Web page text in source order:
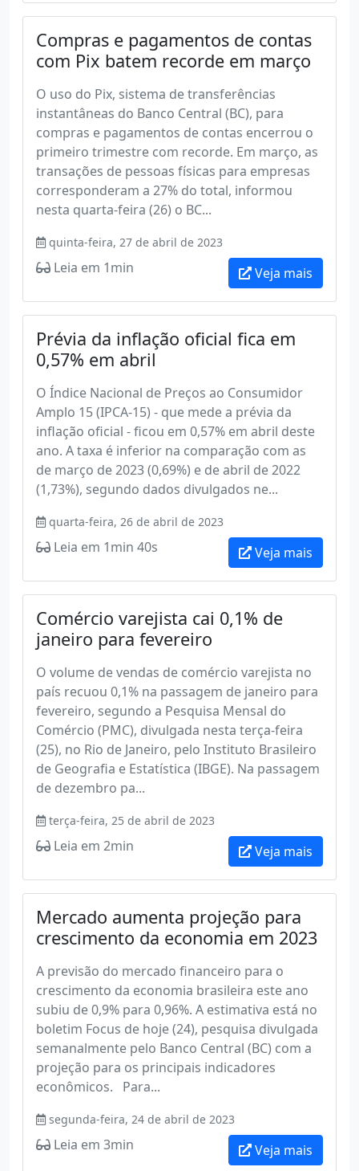
Compras e pagamentos de contas
com Pix batem recorde em março
O uso do Pix, sistema de transferências
instantâneas do Banco Central (BC), para
compras e pagamentos de contas encerrou o
primeiro trimestre com recorde. Em março, as
transações de pessoas físicas para empresas
corresponderam a 27% do total, informou
nesta quarta-feira (26) o BC...
quinta-feira, 27 de abril de 2023
Leia em 1min Veja mais
Prévia da inflação oficial fica em
0,57% em abril
O Índice Nacional de Preços ao Consumidor
Amplo 15 (IPCA-15) - que mede a prévia da
inflação oficial - ficou em 0,57% em abril deste
ano. A taxa é inferior na comparação com as
de março de 2023 (0,69%) e de abril de 2022
(1,73%), segundo dados divulgados ne...
quarta-feira, 26 de abril de 2023
Leia em 1min 40s Veja mais
Comércio varejista cai 0,1% de
janeiro para fevereiro
O volume de vendas de comércio varejista no
país recuou 0,1% na passagem de janeiro para
fevereiro, segundo a Pesquisa Mensal do
Comércio (PMC), divulgada nesta terça-feira
(25), no Rio de Janeiro, pelo Instituto Brasileiro
de Geografia e Estatística (IBGE). Na passagem
de dezembro pa...
terça-feira, 25 de abril de 2023
Leia em 2min Veja mais
Mercado aumenta projeção para
crescimento da economia em 2023
A previsão do mercado financeiro para o
crescimento da economia brasileira este ano
subiu de 0,9% para 0,96%. A estimativa está no
boletim Focus de hoje (24), pesquisa divulgada
semanalmente pelo Banco Central (BC) com a
projeção para os principais indicadores
econômicos. Para...
segunda-feira, 24 de abril de 2023
Leia em 3min Veja mais